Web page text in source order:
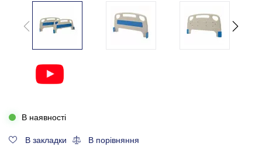
В наявності
В закладки В порівняння